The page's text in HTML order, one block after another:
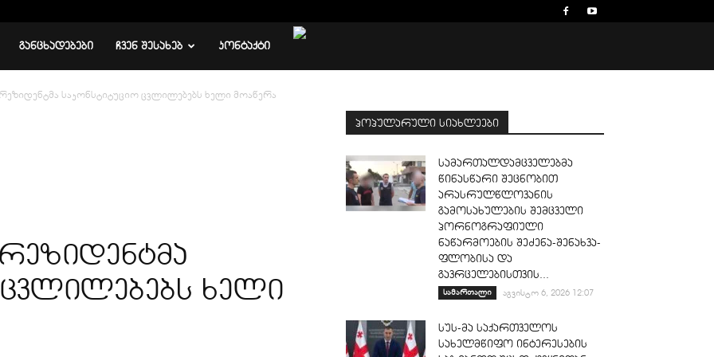
ᲒᲐᲜᲪᲮᲐᲓᲔᲑᲔᲑᲘ ᲩᲕᲔᲜ ᲨᲔᲡᲐᲮᲔᲑ ᲙᲝᲜᲢᲐᲥᲢᲘ
საკონსტიტუციო ცვლილებებს ხელი მოაწერა
ხელი
პოპულარული სიახლეები
სამართალდამცველებმა
წინასწარი შეცნობით
არასრულწლოვანის
გამოსახულების შემცველი
პორნოგრაფიული
ნაწარმოების შეძენა-შენახვა-
ფლობისა და
გავრცელებისთვის...
სამართალი აგვისტო 6, 2026 12:07
სუს-მა საქართველოს
სახელმწიფო ინტერესების